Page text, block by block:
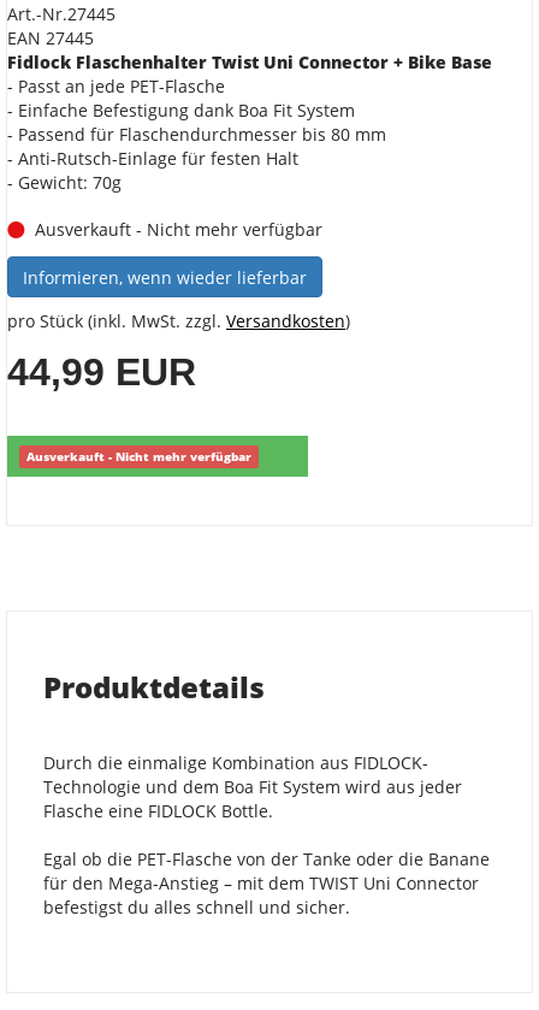
Art.-Nr.27445
EAN 27445
Fidlock Flaschenhalter Twist Uni Connector + Bike Base
- Passt an jede PET-Flasche
- Einfache Befestigung dank Boa Fit System
- Passend für Flaschendurchmesser bis 80 mm
- Anti-Rutsch-Einlage für festen Halt
- Gewicht: 70g
Ausverkauft - Nicht mehr verfügbar
Informieren, wenn wieder lieferbar
pro Stück (inkl. MwSt. zzgl. Versandkosten)
44,99 EUR
Ausverkauft - Nicht mehr verfügbar
Produktdetails
Durch die einmalige Kombination aus FIDLOCK-
Technologie und dem Boa Fit System wird aus jeder
Flasche eine FIDLOCK Bottle.
Egal ob die PET-Flasche von der Tanke oder die Banane
für den Mega-Anstieg – mit dem TWIST Uni Connector
befestigst du alles schnell und sicher.